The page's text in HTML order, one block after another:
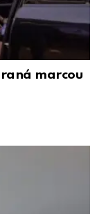
marcou